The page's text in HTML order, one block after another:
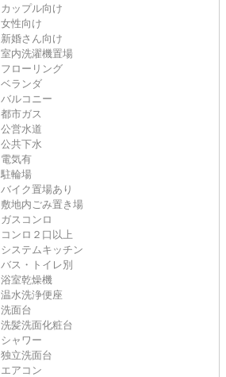
カップル向け
女性向け
新婚さん向け
室内洗濯機置場
フローリング
ベランダ
バルコニー
都市ガス
公営水道
公共下水
電気有
駐輪場
バイク置場あり
敷地内ごみ置き場
ガスコンロ
コンロ２口以上
システムキッチン
バス・トイレ別
浴室乾燥機
温水洗浄便座
洗面台
洗髪洗面化粧台
シャワー
独立洗面台
エアコン